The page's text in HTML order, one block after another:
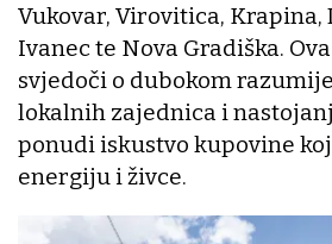
Vukovar, Virovitica, Krapina,
Ivanec te Nova Gradiška.
svjedoči o dubokom
lokalnih zajednica i
ponudi iskustvo kupovine
energiju i živce.